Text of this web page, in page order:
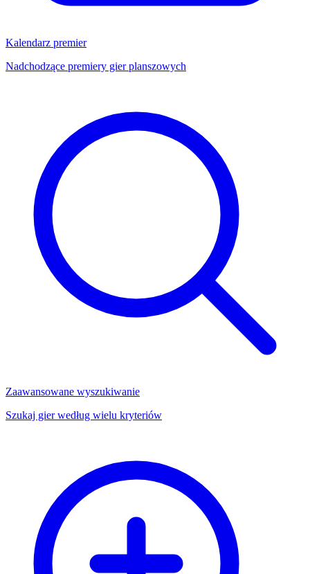
Kalendarz premier
Nadchodzące premiery gier planszowych
Zaawansowane wyszukiwanie
Szukaj gier według wielu kryteriów